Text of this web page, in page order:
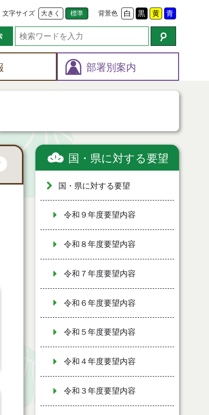
文字サイズ 大きく 標準 背景色 白 黒 黄 青
部署別案内
国・県に対する要望
国・県に対する要望
令和９年度要望内容
令和８年度要望内容
令和７年度要望内容
令和６年度要望内容
令和５年度要望内容
令和４年度要望内容
令和３年度要望内容